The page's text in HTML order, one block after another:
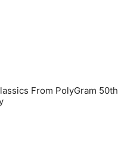
From PolyGram 50th